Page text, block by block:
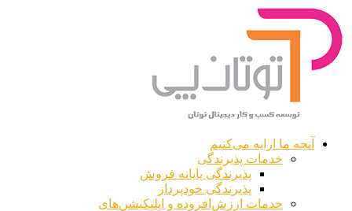
آنچه ما ارایه می‌کنیم
خدمات پذیرندگی
پذیرندگی پایانه فروش
پذیرندگی خودپرداز
خدمات ارزش‌افزوده و اپلیکیشن‌های